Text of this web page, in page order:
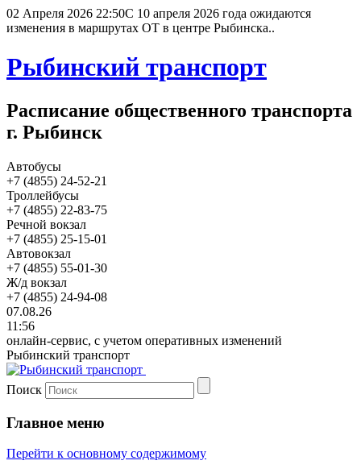
02 Апреля 2026 22:50С 10 апреля 2026 года ожидаются
изменения в маршрутах ОТ в центре Рыбинска..
Рыбинский транспорт
Расписание общественного транспорта
г. Рыбинск
Автобусы
+7 (4855) 24-52-21
Троллейбусы
+7 (4855) 22-83-75
Речной вокзал
+7 (4855) 25-15-01
Автовокзал
+7 (4855) 55-01-30
Ж/д вокзал
+7 (4855) 24-94-08
07.08.26
11:56
онлайн-сервис, с учетом оперативных изменений
Рыбинский транспорт
Поиск
Главное меню
Перейти к основному содержимому